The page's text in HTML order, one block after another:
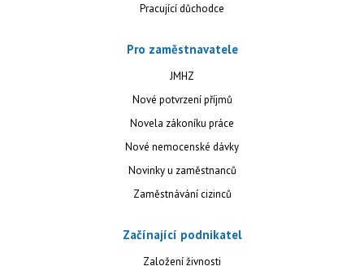
Pracující důchodce
Pro zaměstnavatele
JMHZ
Nové potvrzení příjmů
Novela zákoníku práce
Nové nemocenské dávky
Novinky u zaměstnanců
Zaměstnávání cizinců
Začínající podnikatel
Založení živnosti